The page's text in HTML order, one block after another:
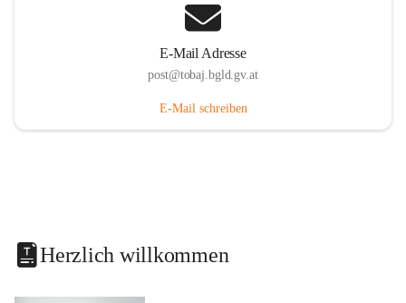
E-Mail Adresse
post@tobaj.bgld.gv.at
E-Mail schreiben
Herzlich willkommen